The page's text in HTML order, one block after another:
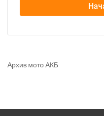
Архив мото АКБ